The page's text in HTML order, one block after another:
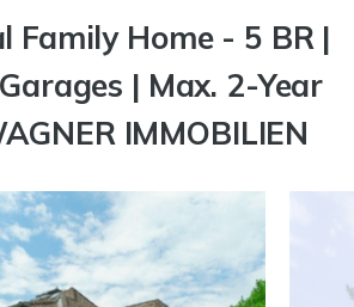
Family Home - 5 BR |
| Max. 2-Year
IMMOBILIEN